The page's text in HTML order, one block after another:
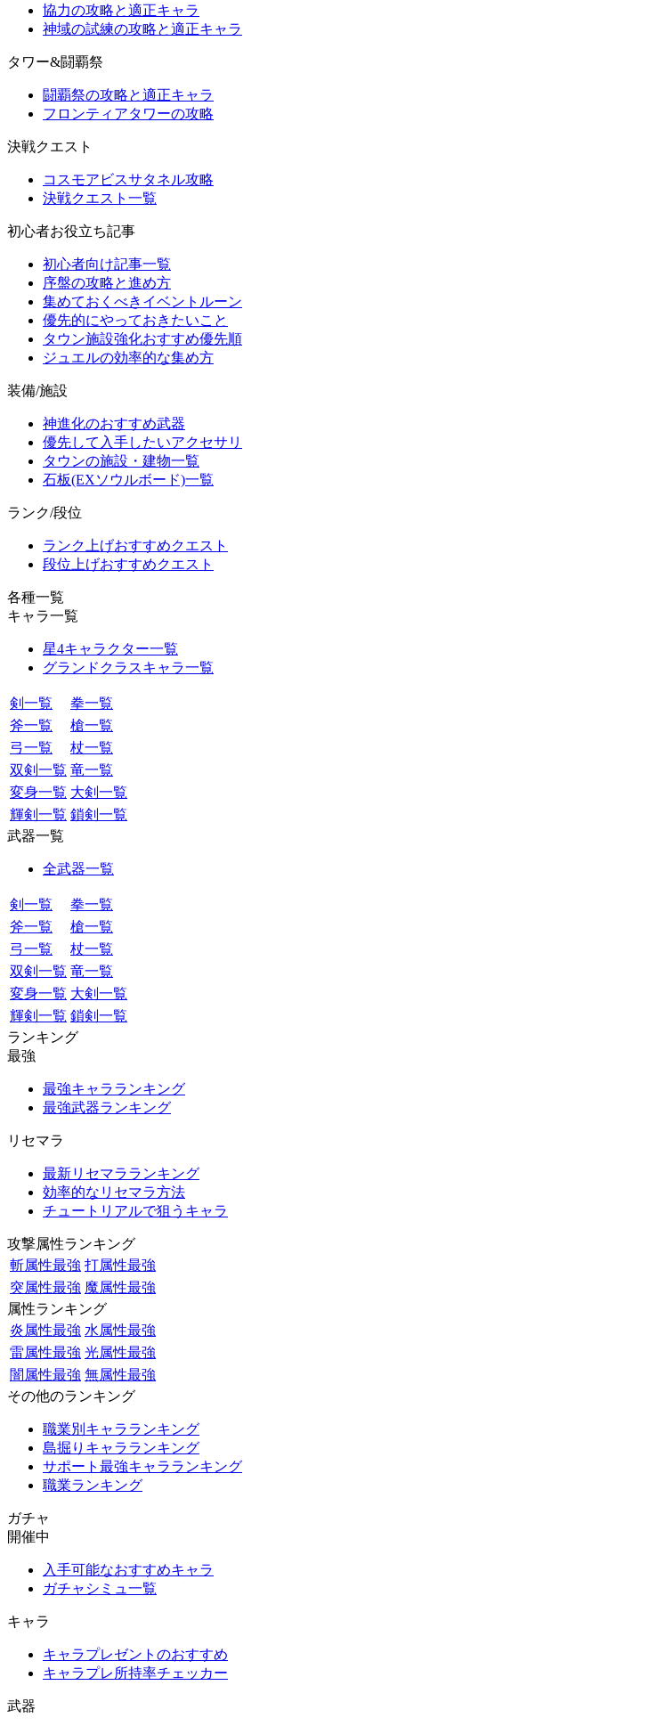
協力の攻略と適正キャラ
神域の試練の攻略と適正キャラ
タワー&闘覇祭
闘覇祭の攻略と適正キャラ
フロンティアタワーの攻略
決戦クエスト
コスモアビスサタネル攻略
決戦クエスト一覧
初心者お役立ち記事
初心者向け記事一覧
序盤の攻略と進め方
集めておくべきイベントルーン
優先的にやっておきたいこと
タウン施設強化おすすめ優先順
ジュエルの効率的な集め方
装備/施設
神進化のおすすめ武器
優先して入手したいアクセサリ
タウンの施設・建物一覧
石板(EXソウルボード)一覧
ランク/段位
ランク上げおすすめクエスト
段位上げおすすめクエスト
各種一覧
キャラ一覧
星4キャラクター一覧
グランドクラスキャラ一覧
剣一覧
拳一覧
斧一覧
槍一覧
弓一覧
杖一覧
双剣一覧 竜一覧
変身一覧 大剣一覧
輝剣一覧 鎖剣一覧
武器一覧
全武器一覧
剣一覧
拳一覧
斧一覧
槍一覧
弓一覧
杖一覧
双剣一覧 竜一覧
変身一覧 大剣一覧
輝剣一覧 鎖剣一覧
ランキング
最強
最強キャラランキング
最強武器ランキング
リセマラ
最新リセマラランキング
効率的なリセマラ方法
チュートリアルで狙うキャラ
攻撃属性ランキング
斬属性最強 打属性最強
突属性最強 魔属性最強
属性ランキング
炎属性最強 水属性最強
雷属性最強 光属性最強
闇属性最強 無属性最強
その他のランキング
職業別キャラランキング
島掘りキャラランキング
サポート最強キャラランキング
職業ランキング
ガチャ
開催中
入手可能なおすすめキャラ
ガチャシミュ一覧
キャラ
キャラプレゼントのおすすめ
キャラプレ所持率チェッカー
武器